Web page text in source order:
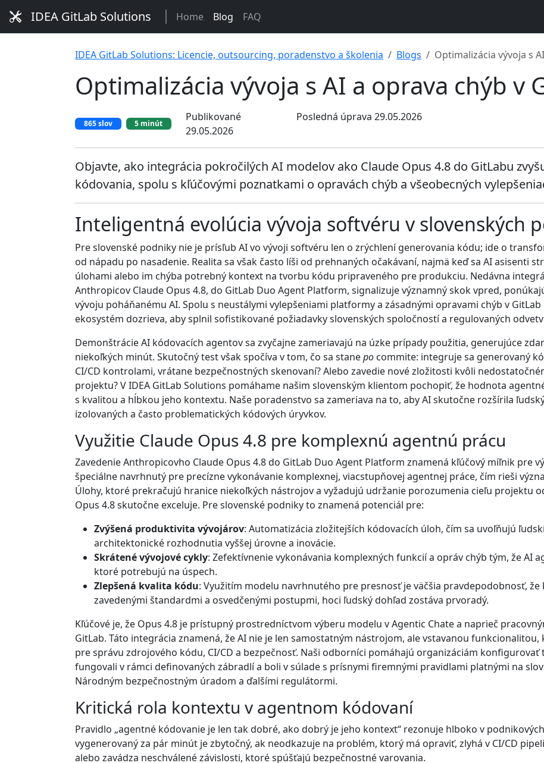
IDEA GitLab Solutions Home Blog FAQ
IDEA GitLab Solutions: Licencie, outsourcing, poradenstvo a školenia Blogs Optimalizácia vývoja s
Optimalizácia vývoja s AI a oprava chýb v
865 slov 5 minút
Publikované
29.05.2026
Posledná úprava 29.05.2026
Objavte, ako integrácia pokročilých AI modelov ako Claude Opus 4.8 do GitLabu
kódovania, spolu s kľúčovými poznatkami o opravách chýb a všeobecných
Inteligentná evolúcia vývoja softvéru v slovenských
Pre slovenské podniky nie je prísľub AI vo vývoji softvéru len o zrýchlení generovania kódu; ide o
od nápadu po nasadenie. Realita sa však často líši od prehnaných očakávaní, najmä keď sa AI asisenti
úlohami alebo im chýba potrebný kontext na tvorbu kódu pripraveného pre produkciu. Nedávna
Anthropicov Claude Opus 4.8, do GitLab Duo Agent Platform, signalizuje významný skok vpred,
vývoju poháňanému AI. Spolu s neustálymi vylepšeniami platformy a zásadnými opravami chýb v
ekosystém dozrieva, aby splnil sofistikované požiadavky slovenských spoločností a regulovaných
Demonštrácie AI kódovacích agentov sa zvyčajne zameriavajú na úzke prípady použitia, generujúce
niekoľkých minút. Skutočný test však spočíva v tom, čo sa stanepo commite: integruje sa generovaný
CI/CD kontrolami, vrátane bezpečnostných skenovaní? Alebo zavedie nové zložitosti kvôli
projektu? V IDEA GitLab Solutions pomáhame našim slovenským klientom pochopiť, že hodnota
s kvalitou a hĺbkou jeho kontextu. Naše poradenstvo sa zameriava na to, aby AI skutočne rozšírila
izolovaných a často problematických kódových úryvkov.
Využitie Claude Opus 4.8 pre komplexnú agentnú prácu
Zavedenie Anthropicovho Claude Opus 4.8 do GitLab Duo Agent Platform znamená kľúčový míľnik pre
špeciálne navrhnutý pre precízne vykonávanie komplexnej, viacstupňovej agentnej práce, čím rieši
Úlohy, ktoré prekračujú hranice niekoľkých nástrojov a vyžadujú udržanie porozumenia cieľu projektu
Opus 4.8 skutočne exceluje. Pre slovenské podniky to znamená potenciál pre:
Zvýšená produktivita vývojárov: Automatizácia zložitejších kódovacích úloh, čím sa uvoľňujú
architektonické rozhodnutia vyššej úrovne a inovácie.
Skrátené vývojové cykly: Zefektívnenie vykonávania komplexných funkcií a opráv chýb tým, že AI
ktoré potrebujú na úspech.
Zlepšená kvalita kódu: Využitím modelu navrhnutého pre presnosť je väčšia pravdepodobnosť, že
zavedenými štandardmi a osvedčenými postupmi, hoci ľudský dohľad zostáva prvoradý.
Kľúčové je, že Opus 4.8 je prístupný prostredníctvom výberu modelu v Agentic Chate a naprieč
GitLab. Táto integrácia znamená, že AI nie je len samostatným nástrojom, ale vstavanou
pre správu zdrojového kódu, CI/CD a bezpečnosť. Naši odborníci pomáhajú organizáciám konfigurovať
fungovali v rámci definovaných zábradlí a boli v súlade s prísnymi firemnými pravidlami platnými na
Národným bezpečnostným úradom a ďalšími regulátormi.
Kritická rola kontextu v agentnom kódovaní
Pravidlo „agentné kódovanie je len tak dobré, ako dobrý je jeho kontext“ rezonuje hlboko v
vygenerovaný za pár minút je zbytočný, ak neodkazuje na problém, ktorý má opraviť, zlyhá v CI/CD
alebo zavádza neschválené závislosti, ktoré spúšťajú bezpečnostné varovania.